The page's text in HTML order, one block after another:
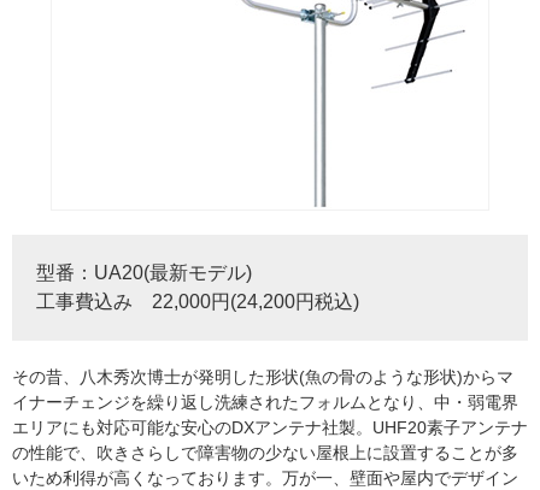
型番：UA20(最新モデル)
工事費込み 22,000円(24,200円税込)
その昔、八木秀次博士が発明した形状(魚の骨のような形状)からマ
イナーチェンジを繰り返し洗練されたフォルムとなり、中・弱電界
エリアにも対応可能な安心のDXアンテナ社製。UHF20素子アンテナ
の性能で、吹きさらしで障害物の少ない屋根上に設置することが多
いため利得が高くなっております。万が一、壁面や屋内でデザイン